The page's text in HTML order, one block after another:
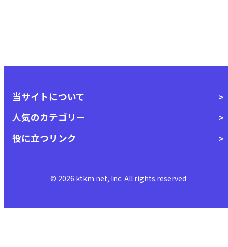
当サイトについて
人気のカテゴリー
役に立つリンク
© 2026 ktkm.net, Inc. All rights reserved